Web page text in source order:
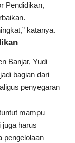
Pendidikan,
katanya.
Banjar, Yudi
bagian dari
penyegaran
mampu
juga harus
pengelolaan